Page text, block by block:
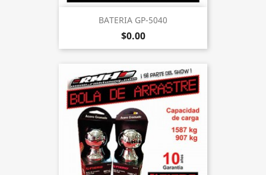
BATERIA GP-5040
$0.00